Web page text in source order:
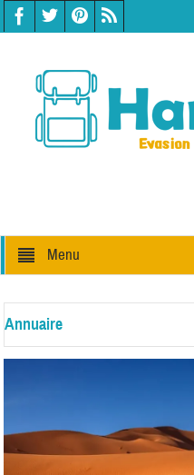
Menu
Annuaire